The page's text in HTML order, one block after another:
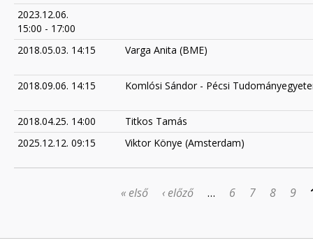
2023.12.06.
15:00 - 17:00
2018.05.03. 14:15
Varga Anita (BME)
2018.09.06. 14:15 Komlósi Sándor - Pécsi
2018.04.25. 14:00
Titkos Tamás
2025.12.12. 09:15
Viktor Könye (Amsterdam)
« első ‹ előző … 6 7 8 9